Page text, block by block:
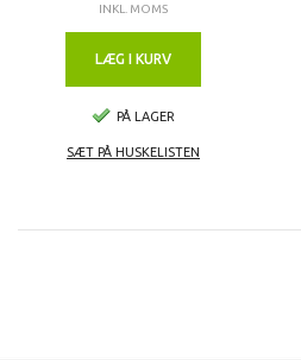
INKL. MOMS
LÆG I KURV
PÅ LAGER
SÆT PÅ HUSKELISTEN